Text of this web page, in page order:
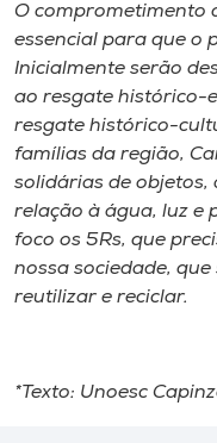
O comprometimento
essencial para que o
Inicialmente serão
ao resgate histórico-
resgate histórico-
famílias da região,
solidárias de objetos,
relação à água, luz e
foco os 5Rs, que
nossa sociedade,
reutilizar e reciclar.
*Texto: Unoesc